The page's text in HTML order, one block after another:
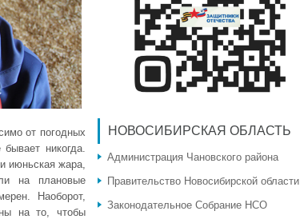
от погодных
никогда.
июньская жара,
на плановые
Наоборот,
на то, чтобы
НОВОСИБИРСКАЯ ОБЛАСТЬ
Администрация Чановского района
Правительство Новосибирской области
Законодательное Собрание НСО